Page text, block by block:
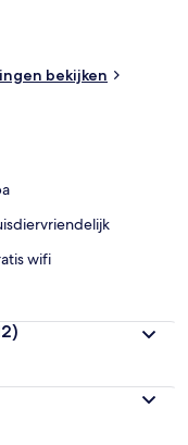
Andere reizigers
vervoer vind
Opera House.
bekijken
wifi